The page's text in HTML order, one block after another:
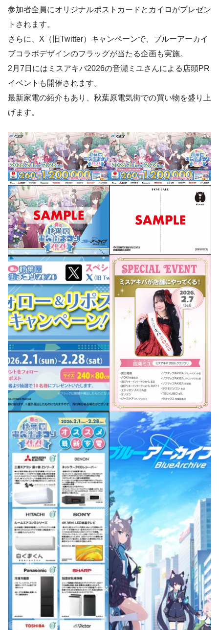
参加者全員にオリジナルポストカードとカイロがプレゼン
トされます。
さらに、X（旧Twitter）キャンペーンで、ブルーアーカイ
ブコラボデザインのフラッグが当たる企画も実施。
2月7日にはミスアキバ2026の音瀬ミユさんによる店頭PR
イベントも開催されます。
最新家電の紹介もあり、秋葉原電気街での買い物を盛り上
げます。